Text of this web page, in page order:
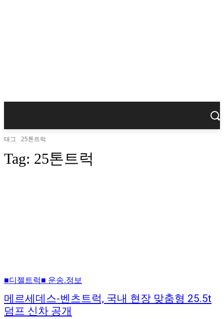
태그 25톤트럭
Tag: 25톤트럭
■디젤트럭■ 운송.정보
메르세데스-벤츠트럭, 국내 현장 맞춤형 25.5t
덤프 신차 공개